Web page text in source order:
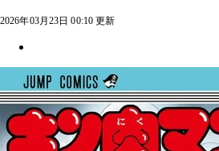
2026年03月23日 00:10 更新